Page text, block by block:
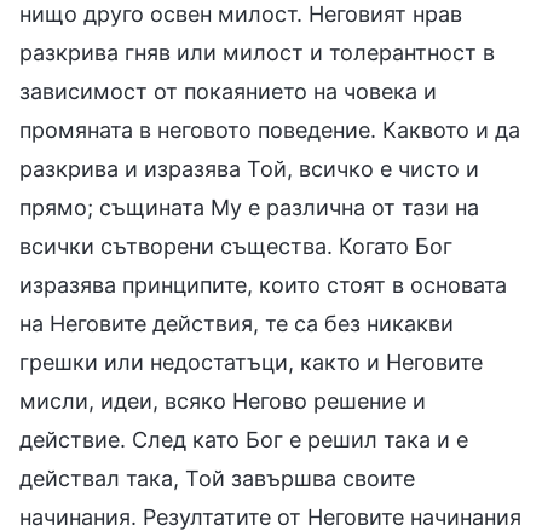
нищо друго освен милост. Неговият нрав
разкрива гняв или милост и толерантност в
зависимост от покаянието на човека и
промяната в неговото поведение. Каквото и да
разкрива и изразява Той, всичко е чисто и
прямо; същината Му е различна от тази на
всички сътворени същества. Когато Бог
изразява принципите, които стоят в основата
на Неговите действия, те са без никакви
грешки или недостатъци, както и Неговите
мисли, идеи, всяко Негово решение и
действие. След като Бог е решил така и е
действал така, Той завършва своите
начинания. Резултатите от Неговите начинания